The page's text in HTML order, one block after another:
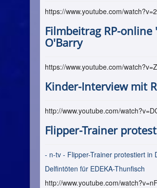
https://www.youtube.com/
Filmbeitrag RP-
O'Barry
https://www.youtube.com/
Kinder-Interview mit
http://www.youtube.com/
Flipper-Trainer
- n-tv - Flipper-Trainer protestiert in
Delfintöten für EDEKA-Thunfisch
http://www.youtube.com/